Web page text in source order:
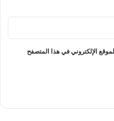
الإلكتروني في هذا المتصفح